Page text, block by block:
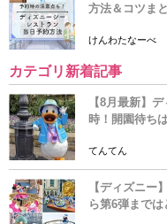
方法＆コツま
けんわたなーべ
カテゴリ新着記事
【8月最新】
時！開園待ち
てんてん
【ディズニー
ら第6弾まで